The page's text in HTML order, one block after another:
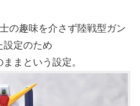
の趣味を介さず陸戦型ガン
設定のため
まという設定。